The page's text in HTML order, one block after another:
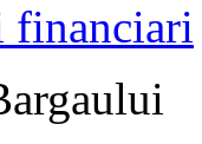
financiari